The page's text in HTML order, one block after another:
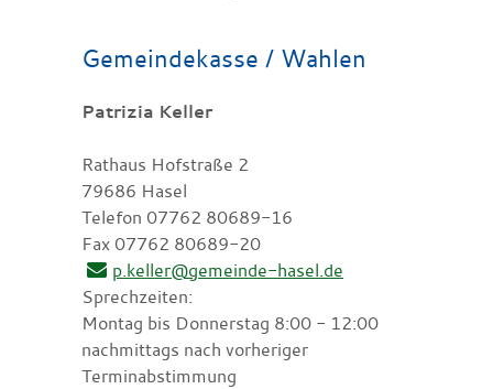
Gemeindekasse / Wahlen
Patrizia Keller
Rathaus Hofstraße 2
79686 Hasel
Telefon 07762 80689-16
Fax 07762 80689-20
p.keller@gemeinde-hasel.de
Sprechzeiten:
Montag bis Donnerstag 8:00 - 12:00
nachmittags nach vorheriger
Terminabstimmung